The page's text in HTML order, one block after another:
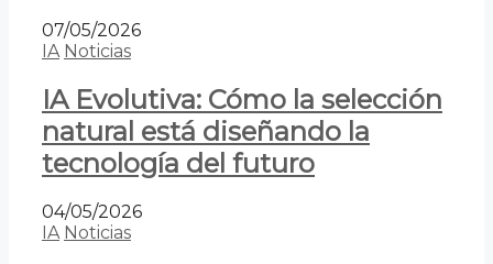
07/05/2026
IA Noticias
IA Evolutiva: Cómo la selección
natural está diseñando la
tecnología del futuro
04/05/2026
IA Noticias